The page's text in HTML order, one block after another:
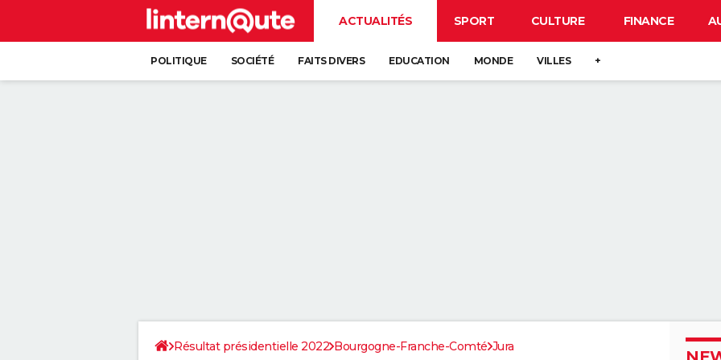
ACTUALITÉS SPORT CULTURE FINANCE
POLITIQUE SOCIÉTÉ FAITS DIVERS EDUCATION MONDE VILLES +
Résultat présidentielle 2022 Bourgogne-Franche-Comté Jura